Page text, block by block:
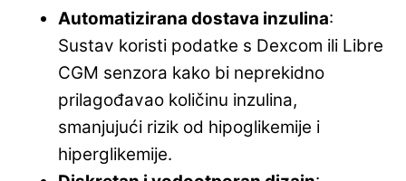
Automatizirana dostava inzulina:
Sustav koristi podatke s Dexcom ili Libre
CGM senzora kako bi neprekidno
prilagođavao količinu inzulina,
smanjujući rizik od hipoglikemije i
hiperglikemije.